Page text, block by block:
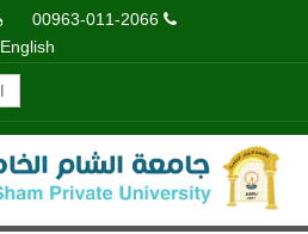
00963-011-2066
English